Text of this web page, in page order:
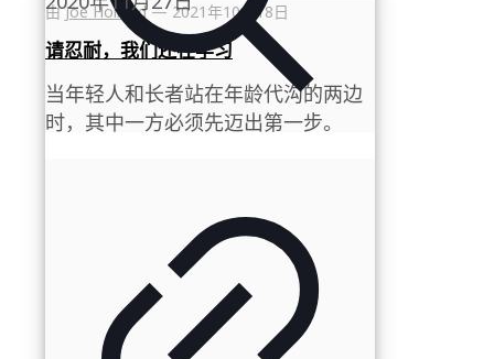
由Joe Holland —2021年10月18日
请忍耐，我们还在学习
当年轻人和长者站在年龄代沟的两边
时，其中一方必须先迈出第一步。